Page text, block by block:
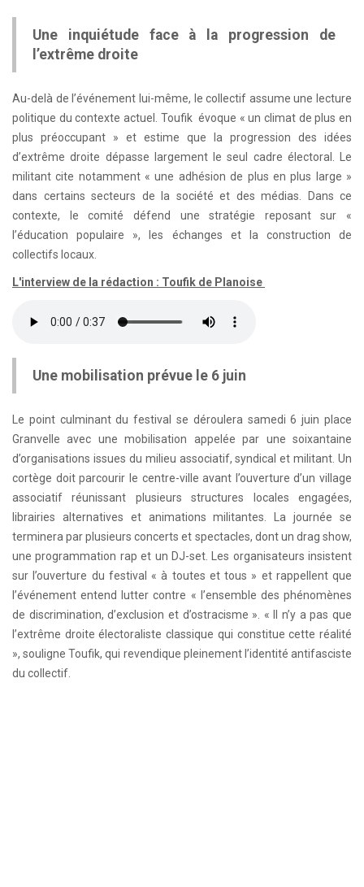
Une inquiétude face à la progression de
l’extrême droite
Au-delà de l’événement lui-même, le collectif assume une lecture
politique du contexte actuel. Toufik évoque « un climat de plus en
plus préoccupant » et estime que la progression des idées
d’extrême droite dépasse largement le seul cadre électoral. Le
militant cite notamment « une adhésion de plus en plus large »
dans certains secteurs de la société et des médias. Dans ce
contexte, le comité défend une stratégie reposant sur «
l’éducation populaire », les échanges et la construction de
collectifs locaux.
L'interview de la rédaction : Toufik de Planoise
Une mobilisation prévue le 6 juin
Le point culminant du festival se déroulera samedi 6 juin place
Granvelle avec une mobilisation appelée par une soixantaine
d’organisations issues du milieu associatif, syndical et militant. Un
cortège doit parcourir le centre-ville avant l’ouverture d’un village
associatif réunissant plusieurs structures locales engagées,
librairies alternatives et animations militantes. La journée se
terminera par plusieurs concerts et spectacles, dont un drag show,
une programmation rap et un DJ-set. Les organisateurs insistent
sur l’ouverture du festival « à toutes et tous » et rappellent que
l’événement entend lutter contre « l’ensemble des phénomènes
de discrimination, d’exclusion et d’ostracisme ». « Il n’y a pas que
l’extrême droite électoraliste classique qui constitue cette réalité
», souligne Toufik, qui revendique pleinement l’identité antifasciste
du collectif.